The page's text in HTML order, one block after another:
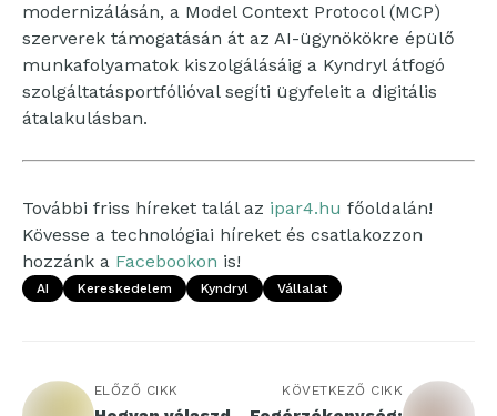
modernizálásán, a Model Context Protocol (MCP)
szerverek támogatásán át az AI-ügynökökre épülő
munkafolyamatok kiszolgálásáig a Kyndryl átfogó
szolgáltatásportfólióval segíti ügyfeleit a digitális
átalakulásban.
További friss híreket talál az ipar4.hu főoldalán!
Kövesse a technológiai híreket és csatlakozzon
hozzánk a Facebookon is!
AI Kereskedelem Kyndryl Vállalat
ELŐZŐ CIKK KÖVETKEZŐ CIKK